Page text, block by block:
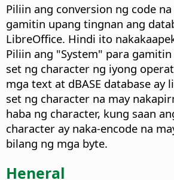
Piliin ang conversion ng code
gamitin upang tingnan ang
LibreOffice. Hindi ito
Piliin ang "System" para
set ng character ng iyong
mga text at dBASE database ay
set ng character na may
haba ng character, kung saan
character ay naka-encode na
bilang ng mga byte.
Heneral